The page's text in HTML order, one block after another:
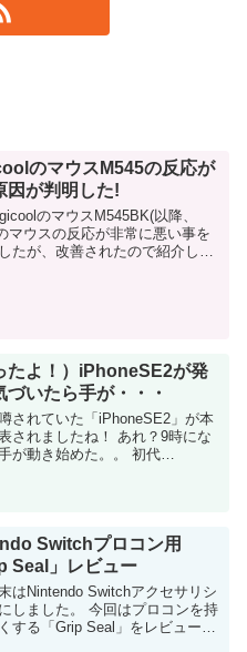
のマウスM545の反応が
因が判明した!
のマウスM545BK(以降、
マウスの反応が非常に悪い事を
たが、改善されたので紹介しま
たよ！）iPhoneSE2が発
づいたら手が・・・
されていた「iPhoneSE2」が本
されましたね！ あれ？9時にな
が動き始めた。。 初代
Switchプロコン用
Seal」レビュー
はNintendo Switchアクセサリシ
しました。 今回はプロコンを持
する「Grip Seal」をレビューし